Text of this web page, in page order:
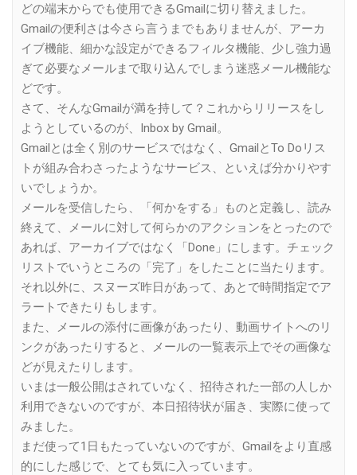
どの端末からでも使用できるGmailに切り替えました。
Gmailの便利さは今さら言うまでもありませんが、アーカ
イブ機能、細かな設定ができるフィルタ機能、少し強力過
ぎて必要なメールまで取り込んでしまう迷惑メール機能な
どです。
さて、そんなGmailが満を持して？これからリリースをし
ようとしているのが、Inbox by Gmail。
Gmailとは全く別のサービスではなく、GmailとTo Doリス
トが組み合わさったようなサービス、といえば分かりやす
いでしょうか。
メールを受信したら、「何かをする」ものと定義し、読み
終えて、メールに対して何らかのアクションをとったので
あれば、アーカイブではなく「Done」にします。チェック
リストでいうところの「完了」をしたことに当たります。
それ以外に、スヌーズ昨日があって、あとで時間指定でア
ラートできたりもします。
また、メールの添付に画像があったり、動画サイトへのリ
ンクがあったりすると、メールの一覧表示上でその画像な
どが見えたりします。
いまは一般公開はされていなく、招待された一部の人しか
利用できないのですが、本日招待状が届き、実際に使って
みました。
まだ使って1日もたっていないのですが、Gmailをより直感
的にした感じで、とても気に入っています。